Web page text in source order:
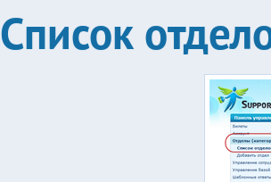
Список